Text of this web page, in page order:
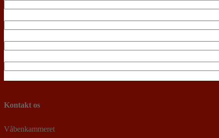
Kontakt os
Våbenkammeret